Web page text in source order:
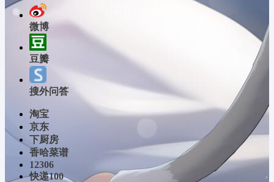
微博
豆瓣
搜外问答
淘宝
京东
下厨房
香哈菜谱
12306
快递100